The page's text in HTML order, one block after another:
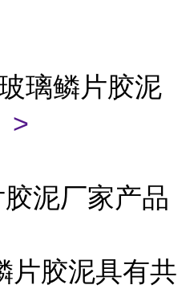
璃鳞片胶泥
>
泥厂家产品
片胶泥具有共